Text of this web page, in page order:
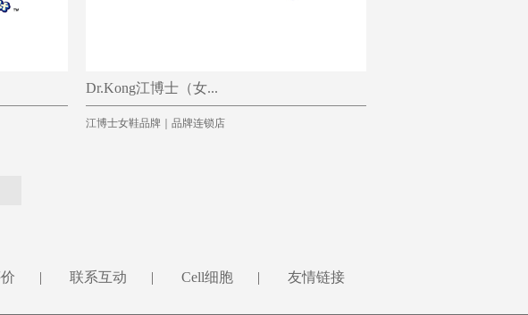
Dr.Kong江博士（女...
江博士女鞋品牌｜品牌连锁店
| 联系互动 | Cell细胞 | 友情链接